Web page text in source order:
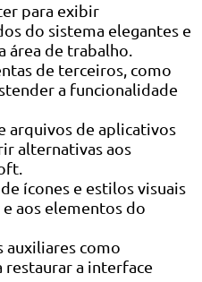
para exibir
do sistema elegantes e
área de trabalho.
de terceiros, como
a funcionalidade
arquivos de aplicativos
alternativas aos
ícones e estilos visuais
aos elementos do
auxiliares como
a interface